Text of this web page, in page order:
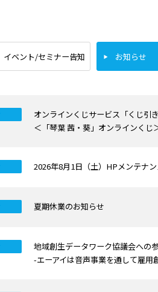
イベント/セミナー告知 お知らせ
オンラインくじサービス「くじ引
＜「琴葉 茜・葵」オンラインくじ
2026年8月1日（土）HPメンテナ
夏期休業のお知らせ
地域創生データワーク協議会への
-エーアイは音声事業を通して雇